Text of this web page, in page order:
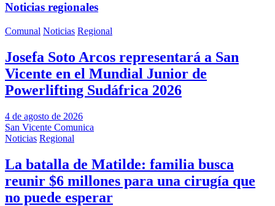
Noticias regionales
Comunal Noticias Regional
Josefa Soto Arcos representará a San
Vicente en el Mundial Junior de
Powerlifting Sudáfrica 2026
4 de agosto de 2026
San Vicente Comunica
Noticias Regional
La batalla de Matilde: familia busca
reunir $6 millones para una cirugía que
no puede esperar